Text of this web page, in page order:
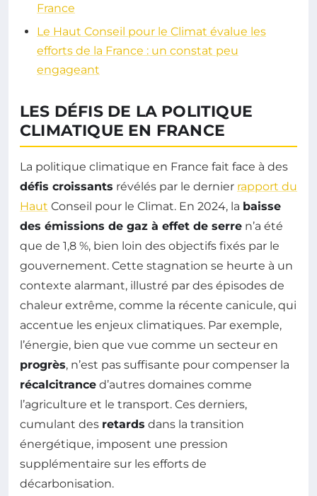
France
Le Haut Conseil pour le Climat évalue les
efforts de la France : un constat peu
engageant
LES DÉFIS DE LA POLITIQUE
CLIMATIQUE EN FRANCE
La politique climatique en France fait face à des
défis croissants révélés par le dernier rapport du
Haut Conseil pour le Climat. En 2024, la baisse
des émissions de gaz à effet de serre n’a été
que de 1,8 %, bien loin des objectifs fixés par le
gouvernement. Cette stagnation se heurte à un
contexte alarmant, illustré par des épisodes de
chaleur extrême, comme la récente canicule, qui
accentue les enjeux climatiques. Par exemple,
l’énergie, bien que vue comme un secteur en
progrès, n’est pas suffisante pour compenser la
récalcitrance d’autres domaines comme
l’agriculture et le transport. Ces derniers,
cumulant des retards dans la transition
énergétique, imposent une pression
supplémentaire sur les efforts de
décarbonisation.